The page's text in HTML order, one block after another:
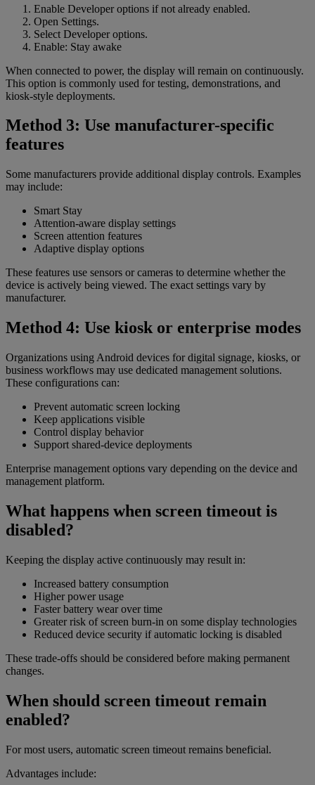
Enable Developer options if not already enabled.
Open Settings.
Select Developer options.
Enable: Stay awake
When connected to power, the display will remain on continuously.
This option is commonly used for testing, demonstrations, and
kiosk-style deployments.
Method 3: Use manufacturer-specific
features
Some manufacturers provide additional display controls. Examples
may include:
Smart Stay
Attention-aware display settings
Screen attention features
Adaptive display options
These features use sensors or cameras to determine whether the
device is actively being viewed. The exact settings vary by
manufacturer.
Method 4: Use kiosk or enterprise modes
Organizations using Android devices for digital signage, kiosks, or
business workflows may use dedicated management solutions.
These configurations can:
Prevent automatic screen locking
Keep applications visible
Control display behavior
Support shared-device deployments
Enterprise management options vary depending on the device and
management platform.
What happens when screen timeout is
disabled?
Keeping the display active continuously may result in:
Increased battery consumption
Higher power usage
Faster battery wear over time
Greater risk of screen burn-in on some display technologies
Reduced device security if automatic locking is disabled
These trade-offs should be considered before making permanent
changes.
When should screen timeout remain
enabled?
For most users, automatic screen timeout remains beneficial.
Advantages include: